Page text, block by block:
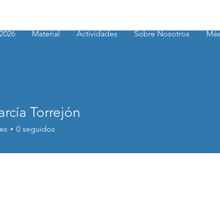
Material Actividades Sobre Nosotros Más
Torrejón
Torrejón
0 seguidos